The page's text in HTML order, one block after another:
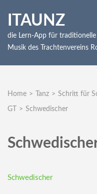
ITAUNZ
die Lern-App für
Musik des Trachtenvereins
Home > Tanz > Schritt für
GT > Schwedischer
Schwedischer